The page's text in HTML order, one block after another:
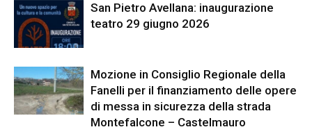
San Pietro Avellana: inaugurazione
teatro 29 giugno 2026
Mozione in Consiglio Regionale della
Fanelli per il finanziamento delle opere
di messa in sicurezza della strada
Montefalcone – Castelmauro